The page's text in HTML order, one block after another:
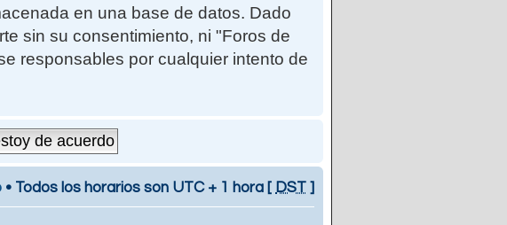
en una base de datos. Dado
sin su consentimiento, ni "Foros de
responsables por cualquier intento de
• Todos los horarios son UTC + 1 hora [ DST ]